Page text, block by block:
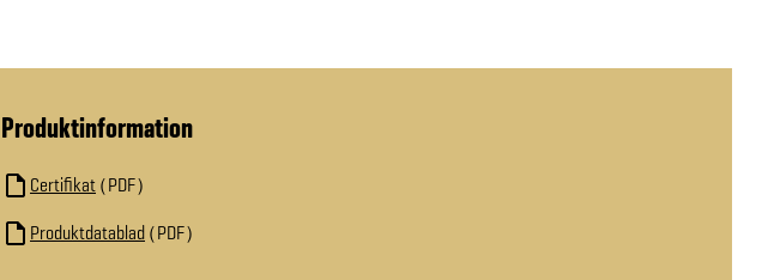
Produktinformation
Certifikat PDF
Produktdatablad PDF